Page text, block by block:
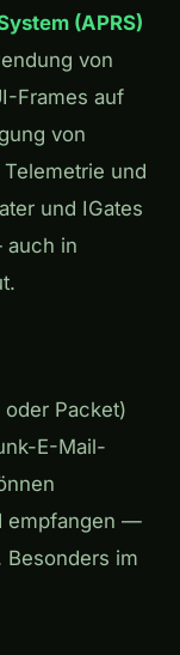
(APRS)
von
Frames auf
von
und
und IGates
in
oder Packet)
E-Mail-
empfangen —
Besonders im